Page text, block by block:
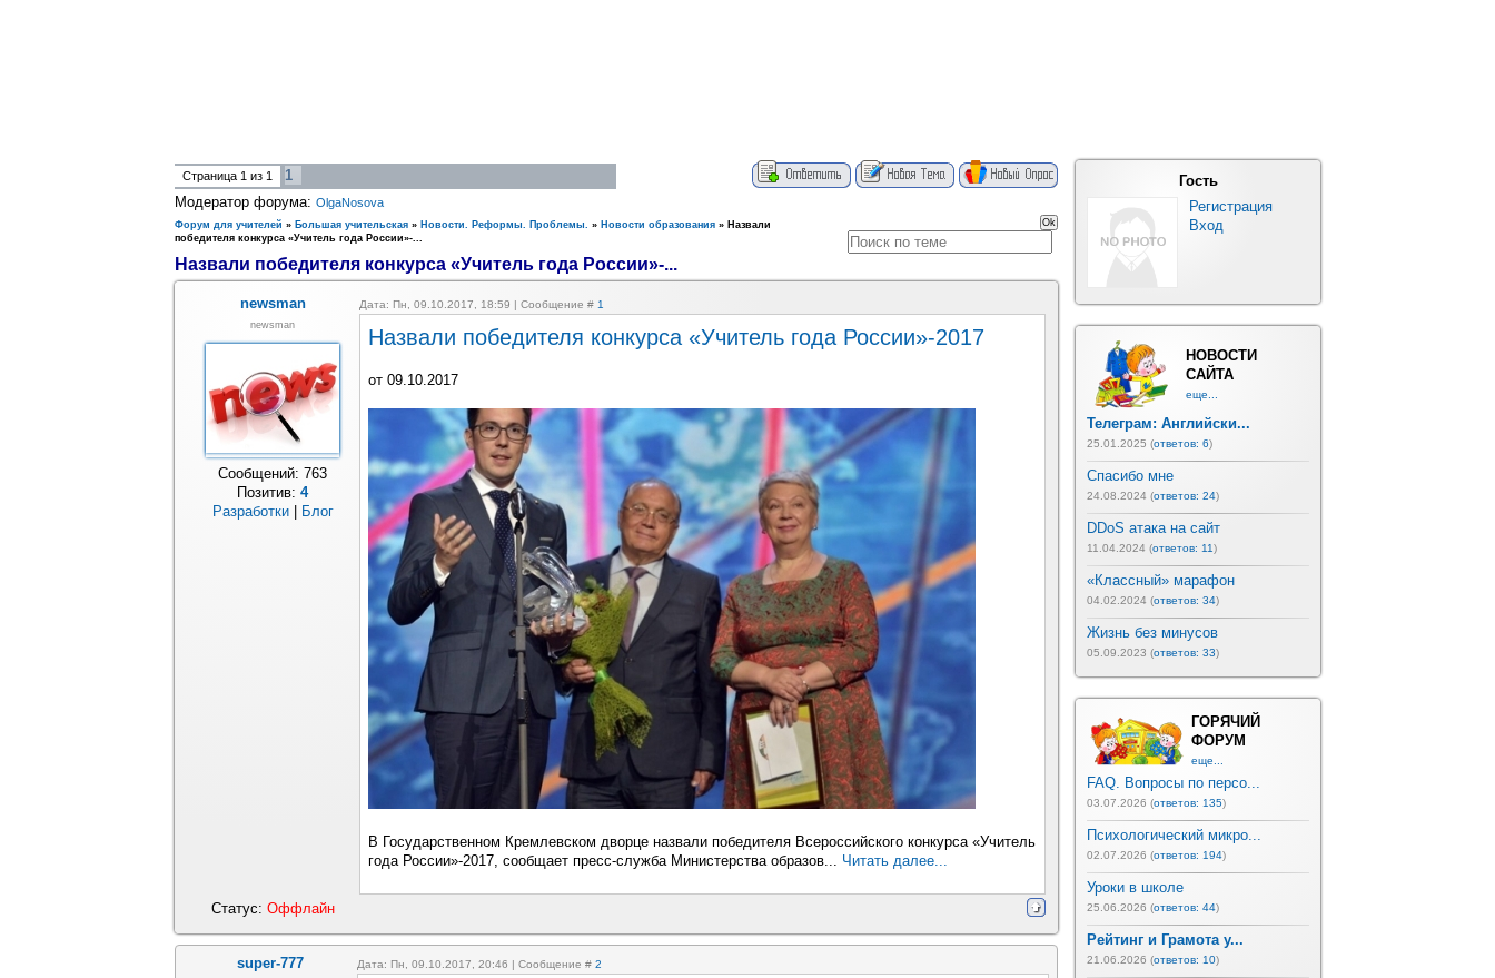
Страница 1 из 1
1
Модератор форума: OlgaNosova
Форум для учителей » Большая учительская » Новости. Реформы. Проблемы. » Новости образования » Назвали
победителя конкурса «Учитель года России»-...
Назвали победителя конкурса «Учитель года России»-...
newsman Дата: Пн, 09.10.2017, 18:59 | Сообщение # 1
newsman
Сообщений: 763
Позитив: 4
Разработки| Блог
Назвали победителя конкурса «Учитель года России»-2017
от 09.10.2017
В Государственном Кремлевском дворце назвали победителя Всероссийского конкурса «Учитель
года России»-2017, сообщает пресс-служба Министерства образов... Читать далее...
Статус: Оффлайн
super-777 Дата: Пн, 09.10.2017, 20:46 | Сообщение # 2
Гость
Регистрация
Вход
НОВОСТИ
САЙТА
еще...
Телеграм: Английски...
25.01.2025 (ответов: 6)
Спасибо мне
24.08.2024 (ответов: 24)
DDoS атака на сайт
11.04.2024 (ответов: 11)
«Классный» марафон
04.02.2024 (ответов: 34)
Жизнь без минусов
05.09.2023 (ответов: 33)
ГОРЯЧИЙ
ФОРУМ
еще...
FAQ. Вопросы по персо...
03.07.2026 (ответов: 135)
Психологический микро...
02.07.2026 (ответов: 194)
Уроки в школе
25.06.2026 (ответов: 44)
Рейтинг и Грамота у...
21.06.2026 (ответов: 10)